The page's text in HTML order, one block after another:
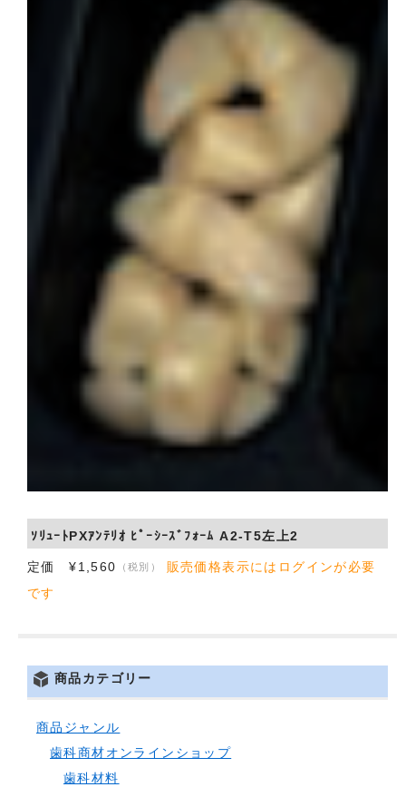
ｿﾘｭｰﾄPXｱﾝﾃﾘｵ ﾋﾟｰｼｰｽﾞﾌｫｰﾑ A2-T5左上2
定価 ¥1,560 （税別）
販売価格表示にはログインが必要
です
商品カテゴリー
商品ジャンル
歯科商材オンラインショップ
歯科材料